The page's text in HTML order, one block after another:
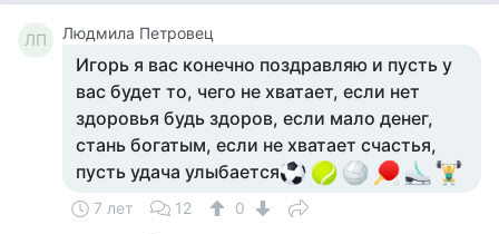
ЛП Людмила Петровец
Игорь я вас конечно поздравляю и пусть у
вас будет то, чего не хватает, если нет
здоровья будь здоров, если мало денег,
стань богатым, если не хватает счастья,
пусть удача улыбается
7 лет 12
0